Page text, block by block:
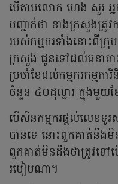
បើតាមលោក ហេង សួរ អ្ន
បញ្ជាក់ថា ខាងក្រសួងត្រូ
របស់កម្មករទាំងនោះពីក្រុ
ក្រសួង ជូនទៅដល់ធនាគារវី
ប្រចាំខែដល់កម្មករកម្មការិ
ចំនួន ៤០ដុល្លារ ក្នុងមួយខ
បើសិនកម្មករផ្ដល់លេខទូ
បានទេ នោះពួកគាត់នឹងមិ
ពួកគាត់មិនដឹងថាត្រូវទៅ
របៀបណា។